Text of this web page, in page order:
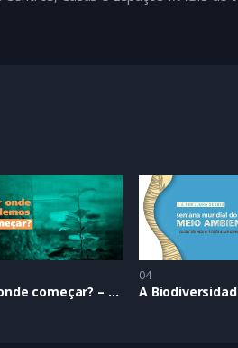
Por onde começar? – SMMA 2019
04